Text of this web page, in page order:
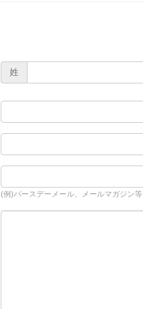
姓
(例)バースデーメール、メールマガジン等